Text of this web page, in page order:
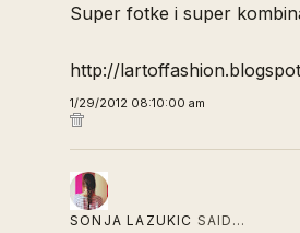
Super fotke i super
http://
1/29/2012 08:10:00 am
SONJA LAZUKIC SAID…